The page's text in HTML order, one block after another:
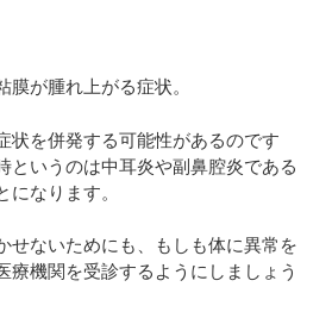
が腫れ上がる症状。
状を併発する可能性があるのです
というのは中耳炎や副鼻腔炎である
になります。
せないためにも、もしも体に異常を
療機関を受診するようにしましょう